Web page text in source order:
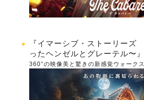
『イマーシブ・ストーリー
ったヘンゼルとグレーテル〜
360°の映像美と驚きの新感覚ウォーク